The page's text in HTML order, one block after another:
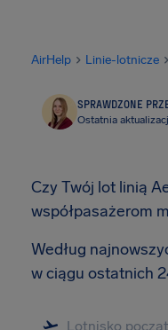
AirHelp Linie-lotnicze
SPRAWDZONE
Ostatnia
Czy Twój lot linią
współpasażerom
Według
w ciągu ostatnich